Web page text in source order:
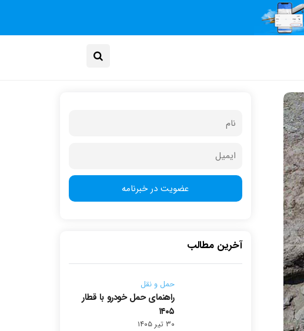
آخرین مطالب
حمل و نقل
راهنمای حمل خودرو با قطار
۱۴۰۵
۳۰ تیر ۱۴۰۵